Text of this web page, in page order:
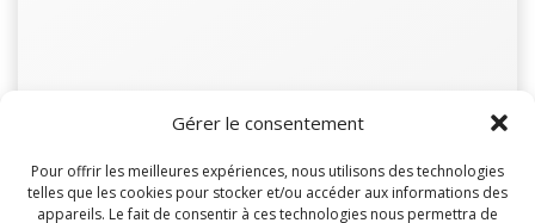
Gérer le consentement
Pour offrir les meilleures expériences, nous utilisons des technologies
telles que les cookies pour stocker et/ou accéder aux informations des
appareils. Le fait de consentir à ces technologies nous permettra de